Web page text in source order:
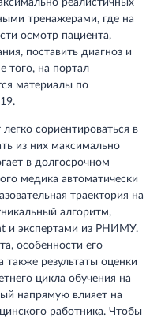
реалистичных
тренажерами, где на
осмотр пациента,
поставить диагноз и
того, на портал
материалы по
сориентироваться в
из них максимально
в долгосрочном
медика автоматически
траектория на
алгоритм,
и экспертами из РНИМУ.
особенности его
также результаты оценки
цикла обучения на
напрямую влияет на
работника. Чтобы